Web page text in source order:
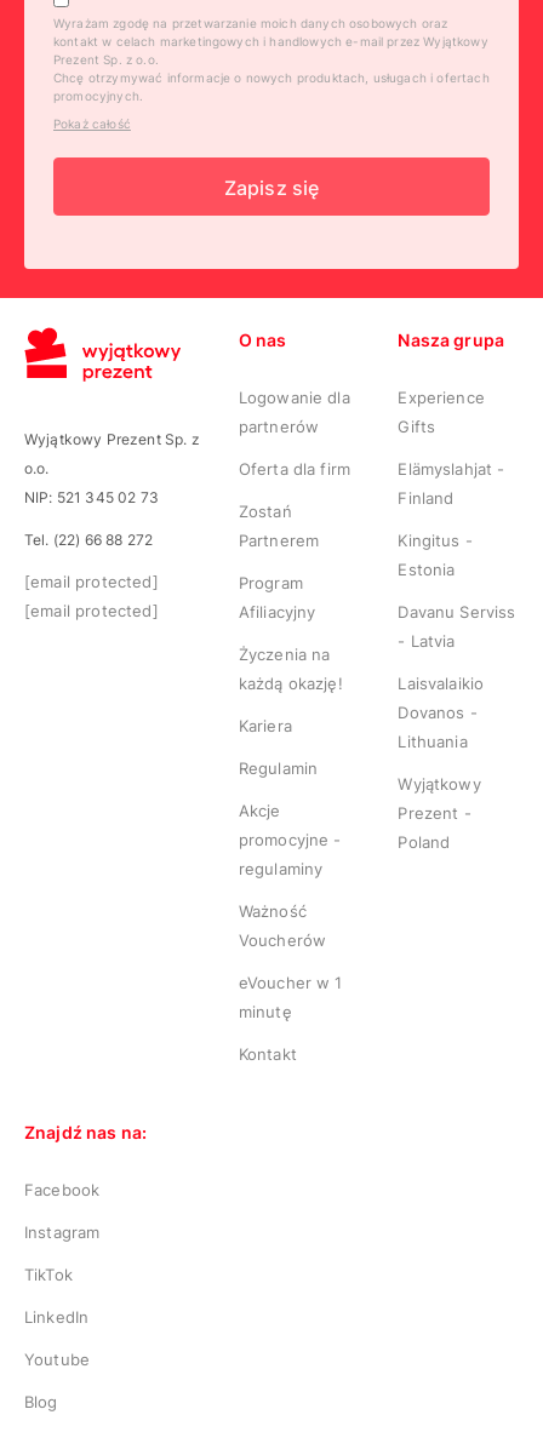
Wyrażam zgodę na przetwarzanie moich danych osobowych oraz
kontakt w celach marketingowych i handlowych e-mail przez Wyjątkowy
Prezent Sp. z o.o.
Chcę otrzymywać informacje o nowych produktach, usługach i ofertach
promocyjnych.
Pokaż całość
Zapisz się
Wyjątkowy Prezent Sp. z
o.o.
NIP: 521 345 02 73
Tel. (22) 66 88 272
[email protected]
[email protected]
O nas
Logowanie dla
partnerów
Oferta dla firm
Zostań
Partnerem
Program
Afiliacyjny
Życzenia na
każdą okazję!
Kariera
Regulamin
Akcje
promocyjne -
regulaminy
Ważność
Voucherów
eVoucher w 1
minutę
Kontakt
Nasza grupa
Experience
Gifts
Elämyslahjat -
Finland
Kingitus -
Estonia
Davanu Serviss
- Latvia
Laisvalaikio
Dovanos -
Lithuania
Wyjątkowy
Prezent -
Poland
Znajdź nas na:
Facebook
Instagram
TikTok
LinkedIn
Youtube
Blog